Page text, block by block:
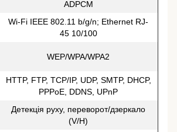
ADPCM
Wi-Fi IEEE 802.11 b/g/n; Ethernet RJ-
45 10/100
WEP/WPA/WPA2
HTTP, FTP, TCP/IP, UDP, SMTP, DHCP,
PPPoE, DDNS, UPnP
Детекція руху, переворот/дзеркало
(V/H)